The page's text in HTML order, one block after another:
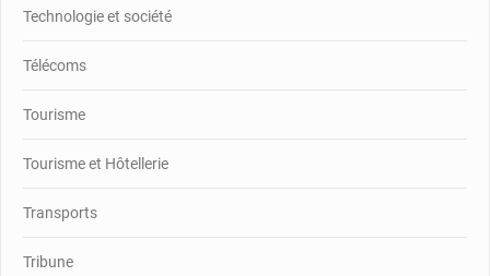
Technologie et société
Télécoms
Tourisme
Tourisme et Hôtellerie
Transports
Tribune